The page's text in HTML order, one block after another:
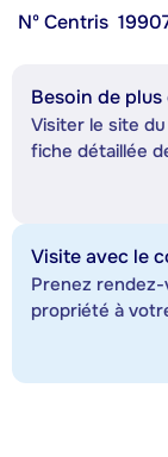
Nº Centris
Besoin de
Visiter le site
fiche détaillée
Visite avec le
Prenez
propriété à